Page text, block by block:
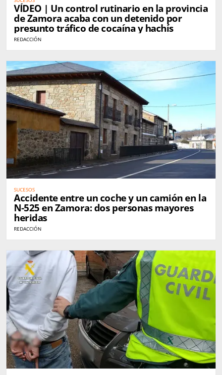
VÍDEO | Un control rutinario en la provincia
de Zamora acaba con un detenido por
presunto tráfico de cocaína y hachís
REDACCIÓN
SUCESOS
Accidente entre un coche y un camión en la
N-525 en Zamora: dos personas mayores
heridas
REDACCIÓN